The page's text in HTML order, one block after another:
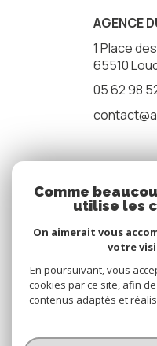
AGENCE
1 Place
65510
05 62 98
© 2026 |
Comme
utilise les
On aimerait vous
votre
En poursuivant, vous
cookies par ce site, afin
contenus adaptés et